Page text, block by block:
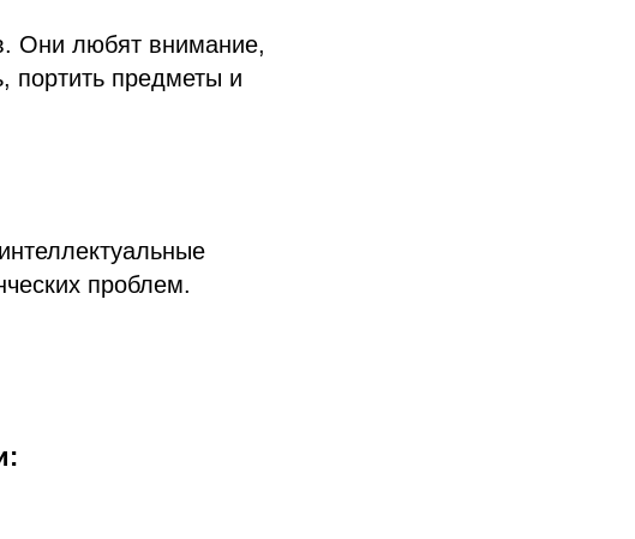
Они любят внимание,
портить предметы и
проблем.